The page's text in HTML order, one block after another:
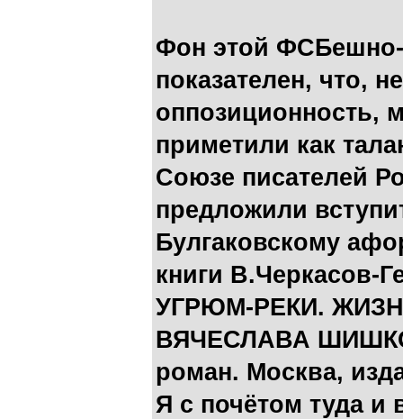
Фон этой ФСБешно-
показателен, что,
оппозиционность,
приметили как
Союзе писателей
предложили
Булгаковскому
книги В.Черкасов-
УГРЮМ-РЕКИ.
ВЯЧЕСЛАВА
роман. Москва,
Я с почётом туда и